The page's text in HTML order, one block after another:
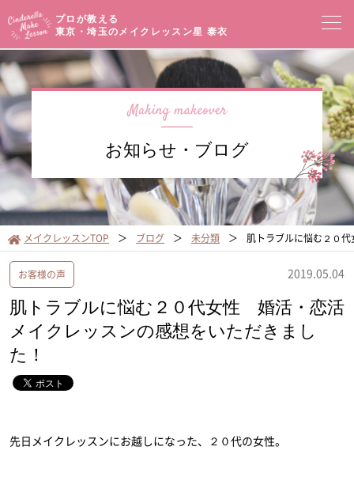
プロが教える
東京・埼玉のメイクレッスン星 泰衣
コンセプト
メイクレッスン一覧 イベントセミナー
プロフィール メイクブログ
お客様の声 サロンアクセス
オンラインショップ
お知らせ・ブログ
メイクレッスンTOP ブログ 未分類 肌トラブルに悩む２０
お客様の声 2019.05.04
肌トラブルに悩む２０代女性 婚活・恋活
メイクレッスンの感想をいただきまし
た！
先日メイクレッスンにお越しになった、２０代の女性。